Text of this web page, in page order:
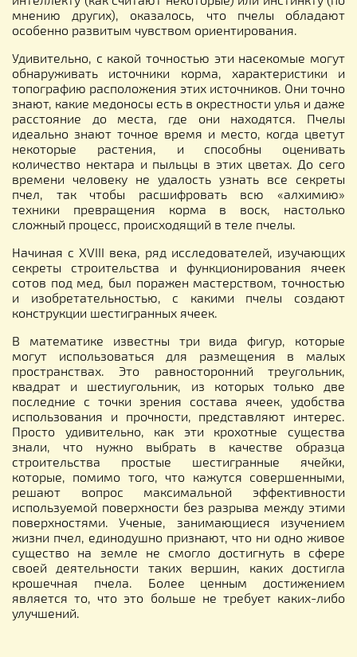
мнению других), оказалось, что пчелы обладают
особенно развитым чувством ориентирования.
Удивительно, с какой точностью эти насекомые могут
обнаруживать источники корма, характеристики и
топографию расположения этих источников. Они точно
знают, какие медоносы есть в окрестности улья и даже
расстояние до места, где они находятся. Пчелы
идеально знают точное время и место, когда цветут
некоторые растения, и способны оценивать
количество нектара и пыльцы в этих цветах. До сего
времени человеку не удалость узнать все секреты
пчел, так чтобы расшифровать всю «алхимию»
техники превращения корма в воск, настолько
сложный процесс, происходящий в теле пчелы.
Начиная с XVIII века, ряд исследователей, изучающих
секреты строительства и функционирования ячеек
сотов под мед, был поражен мастерством, точностью
и изобретательностью, с какими пчелы создают
конструкции шестигранных ячеек.
В математике известны три вида фигур, которые
могут использоваться для размещения в малых
пространствах. Это равносторонний треугольник,
квадрат и шестиугольник, из которых только две
последние с точки зрения состава ячеек, удобства
использования и прочности, представляют интерес.
Просто удивительно, как эти крохотные существа
знали, что нужно выбрать в качестве образца
строительства простые шестигранные ячейки,
которые, помимо того, что кажутся совершенными,
решают вопрос максимальной эффективности
используемой поверхности без разрыва между этими
поверхностями. Ученые, занимающиеся изучением
жизни пчел, единодушно признают, что ни одно живое
существо на земле не смогло достигнуть в сфере
своей деятельности таких вершин, каких достигла
крошечная пчела. Более ценным достижением
является то, что это больше не требует каких-либо
улучшений.